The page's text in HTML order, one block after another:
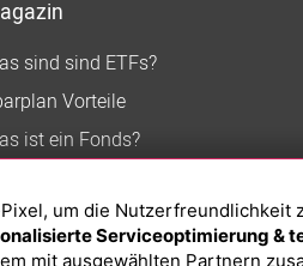
sind sind ETFs?
Vorteile
ist ein Fonds?
um die Nutzerfreundlichkeit
Serviceoptimierung &
mit ausgewählten Partnern